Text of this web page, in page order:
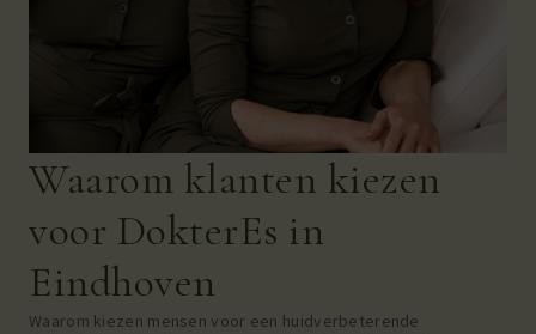
Waarom klanten kiezen
voor DokterEs in
Eindhoven
Waarom kiezen mensen voor een huidverbeterende